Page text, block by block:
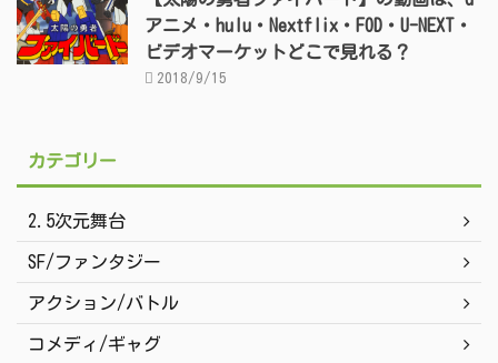
アニメ・hulu・Nextflix・FOD・U-NEXT・
ビデオマーケットどこで見れる？
2018/9/15
カテゴリー
2.5次元舞台
SF/ファンタジー
アクション/バトル
コメディ/ギャグ